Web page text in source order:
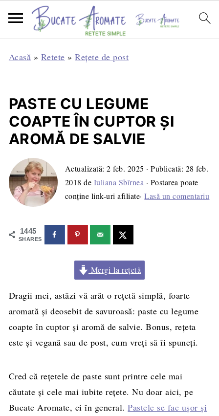
Acasă » Retete »Rețete de post
PASTE CU LEGUME
COAPTE ÎN CUPTOR ŞI
AROMĂ DE SALVIE
Actualizată:2 feb. 2025 · Publicată: 28 feb.
2018 de Iuliana Sbîrnea · Postarea poate
conține link-uri afiliate·Lasă un comentariu
1445
SHARES
Mergi la rețetă
Dragii mei, astăzi vă arăt o reţetă simplă, foarte
aromată şi deosebit de savuroasă: paste cu legume
coapte în cuptor şi aromă de salvie. Bonus, reţeta
este şi vegană sau de post, cum vreţi să îi spuneţi.
Cred că reţetele de paste sunt printre cele mai
căutate şi cele mai iubite reţete. Nu doar aici, pe
Bucate Aromate, ci în general.Pastele se fac uşor şi